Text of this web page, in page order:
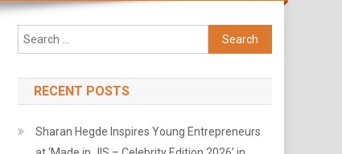
Search
for:
RECENT POSTS
Sharan Hegde Inspires Young Entrepreneurs